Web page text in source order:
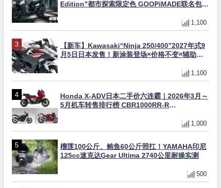
Edition”都市探索限定色 GOOPiMADE联名包同
1,100
【新车】Kawasaki“Ninja 250/400”2027年式9
月5日日本发售！新涂装登场×价格不变×辅助滑
1,100
Honda X-ADV日本二手价六连霸｜2026年3月～
5月机车转售排行榜 CBR1000RR-R
1,000
榴莲100公斤、鲔鱼60公斤照扛！YAMAHA印尼
125cc速克达Gear Ultima 2740公里耐操实测
500